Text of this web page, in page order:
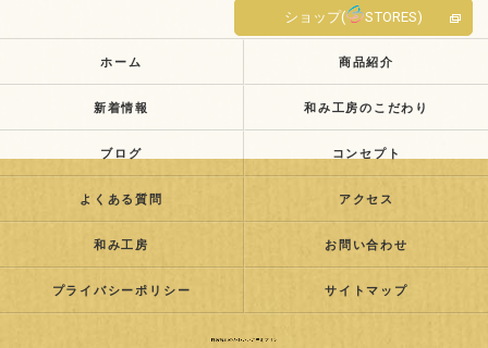
ショップ( STORES)
ホーム 商品紹介
新着情報 和み工房のこだわり
ブログ コンセプト
よくある質問 アクセス
和み工房 お問い合わせ
プライバシーポリシー サイトマップ